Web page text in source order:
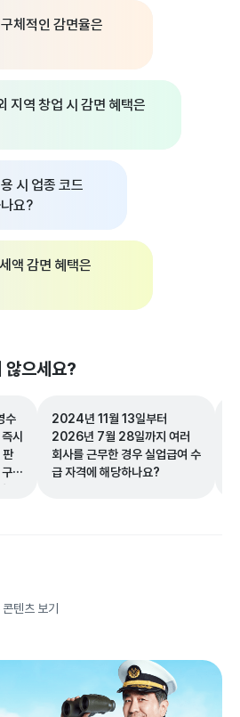
체적인 감면율은
지역 창업 시 감면 혜택은
시 업종 코드
요?
액 감면 혜택은
않으세요?
수
시
매
2024년 11월 13일부터
2026년 7월 28일까지 여러
회사를 근무한 경우 실업급여 수
급 자격에 해당하나요?
텐츠 보기